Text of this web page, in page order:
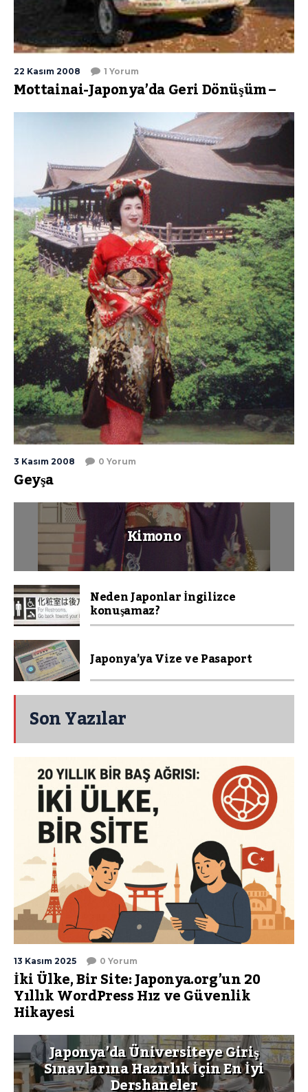
22 Kasım 2008 1 Yorum
Mottainai-Japonya’da Geri Dönüşüm –
3 Kasım 2008 0 Yorum
Geyşa
Kimono
Neden Japonlar İngilizce
konuşamaz?
Japonya’ya Vize ve Pasaport
Son Yazılar
13 Kasım 2025 0 Yorum
İki Ülke, Bir Site: Japonya.org’un 20
Yıllık WordPress Hız ve Güvenlik
Hikayesi
Japonya’da Üniversiteye Giriş
Sınavlarına Hazırlık İçin En İyi
Dershaneler